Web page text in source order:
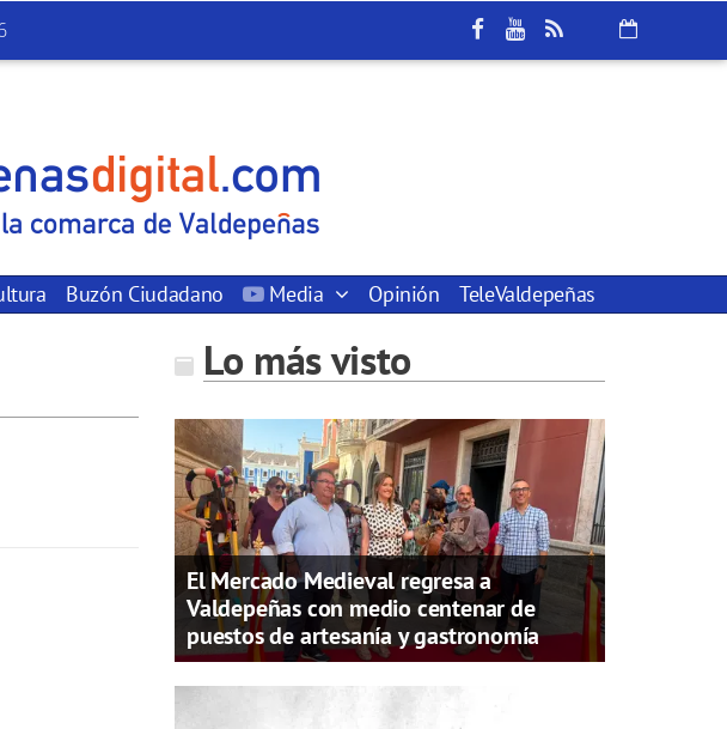
Buzón Ciudadano Media Opinión TeleValdepeñas
Lo más visto
El Mercado Medieval regresa a
Valdepeñas con medio centenar de
puestos de artesanía y gastronomía